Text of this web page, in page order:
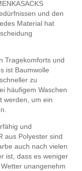
und den
Material hat
Tragekomforts und
ist Baumwolle
zu
häufigem Waschen
werden, um ein
und
aus Polyester sind
auch nach vielen
ist, dass es weniger
unangenehm